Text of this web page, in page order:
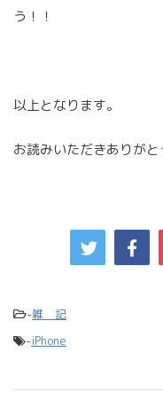
う！！
以上となります。
お読みいただきありがと
-雑 記
-iPhone